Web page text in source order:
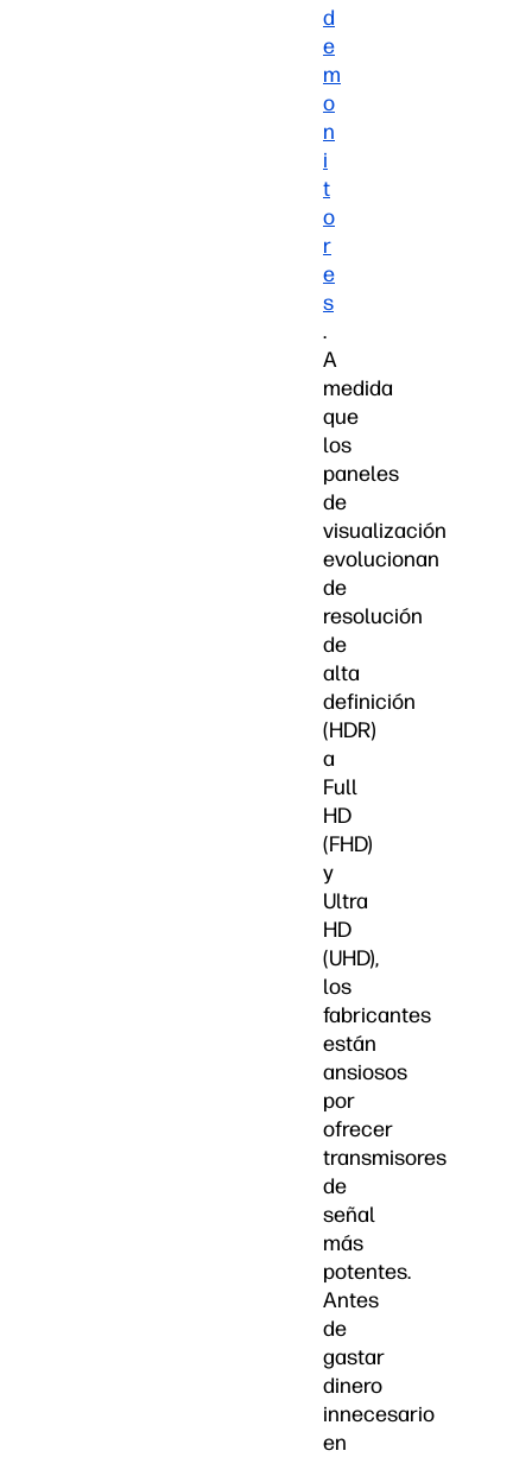
d
e
m
o
n
i
t
o
r
e
s
.
A
medida
que
los
paneles
de
visualización
evolucionan
de
resolución
de
alta
definición
(HDR)
a
Full
HD
(FHD)
y
Ultra
HD
(UHD),
los
fabricantes
están
ansiosos
por
ofrecer
transmisores
de
señal
más
potentes.
Antes
de
gastar
dinero
innecesario
en